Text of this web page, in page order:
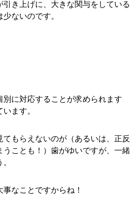
引き上げに、大きな関与をしている
ないのです。
別に対応することが求められます
ます。
てもらえないのが（あるいは、正反
うことも！）歯がゆいですが、一緒
なことですからね！